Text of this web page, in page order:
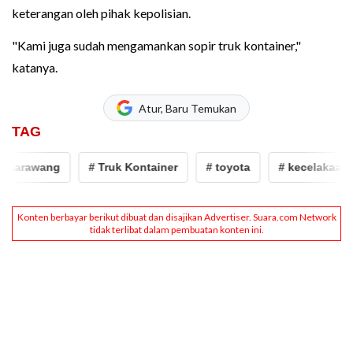
keterangan oleh pihak kepolisian.
"Kami juga sudah mengamankan sopir truk kontainer,"
katanya.
Atur, Baru Temukan
TAG
# Truk Kontainer # toyota # kecelakaan